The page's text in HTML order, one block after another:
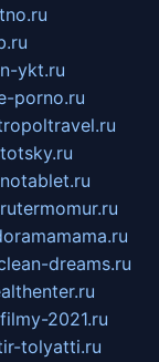
ykt.ru
porno.ru
termomur.ru
dreams.ru
2021.ru
tolyatti.ru